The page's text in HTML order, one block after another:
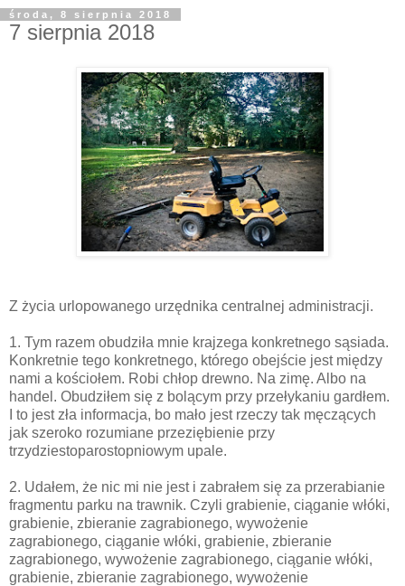
środa, 8 sierpnia 2018
7 sierpnia 2018
Z życia urlopowanego urzędnika centralnej administracji.
1. Tym razem obudziła mnie krajzega konkretnego sąsiada.
Konkretnie tego konkretnego, którego obejście jest między
nami a kościołem. Robi chłop drewno. Na zimę. Albo na
handel. Obudziłem się z bolącym przy przełykaniu gardłem.
I to jest zła informacja, bo mało jest rzeczy tak męczących
jak szeroko rozumiane przeziębienie przy
trzydziestoparostopniowym upale.
2. Udałem, że nic mi nie jest i zabrałem się za przerabianie
fragmentu parku na trawnik. Czyli grabienie, ciąganie włóki,
grabienie, zbieranie zagrabionego, wywożenie
zagrabionego, ciąganie włóki, grabienie, zbieranie
zagrabionego, wywożenie zagrabionego, ciąganie włóki,
grabienie, zbieranie zagrabionego, wywożenie